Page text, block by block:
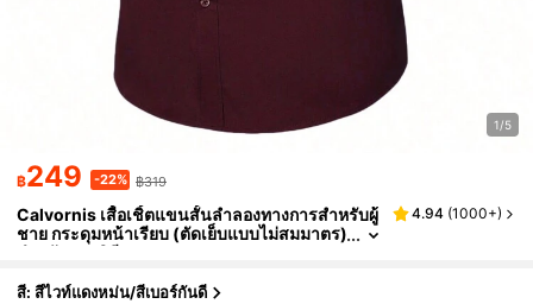
1/5
฿249 -22% ฿319
Calvornis เสื้อเชิ้ตแขนสั้นลำลองทางการสำหรับผู้
ชาย กระดุมหน้าเรียบ (ตัดเย็บแบบไม่สมมาตร)
สำหรับงานพิธี
4.94 (1000+)
สี: สีไวท์แดงหม่น/สีเบอร์กันดี